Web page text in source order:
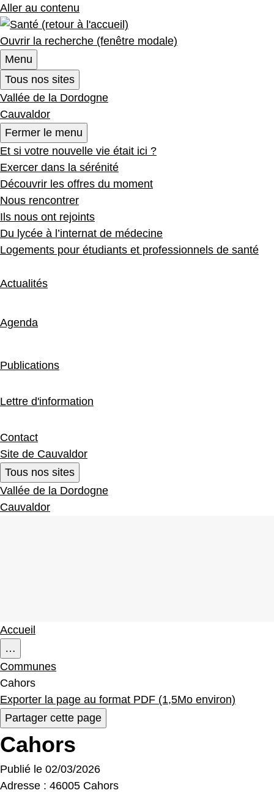
Aller au contenu
Ouvrir la recherche (fenêtre modale)
Menu
Tous nos sites
Vallée de la Dordogne
Cauvaldor
Fermer le menu
Et si votre nouvelle vie était ici ?
Exercer dans la sérénité
Découvrir les offres du moment
Nous rencontrer
Ils nous ont rejoints
Du lycée à l’internat de médecine
Logements pour étudiants et professionnels de santé
Actualités
Agenda
Publications
Lettre d'information
Contact
Site de Cauvaldor
Tous nos sites
Vallée de la Dordogne
Cauvaldor
Accueil
…
Communes
Cahors
Exporter la page au format PDF (1,5Mo environ)
Partager cette page
Cahors
Publié le 02/03/2026
Adresse : 46005 Cahors